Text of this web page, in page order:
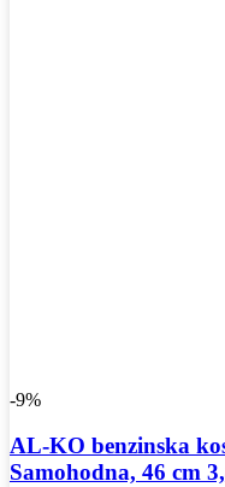
-9%
AL-KO benzinska
Samohodna, 46 cm